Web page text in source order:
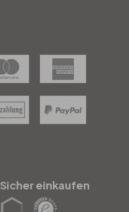
Sicher einkaufen